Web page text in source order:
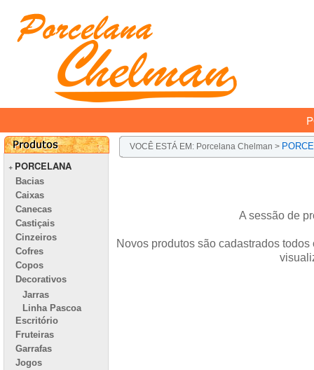
+ PORCELANA
Bacias
Caixas
Canecas
Castiçais
Cinzeiros
Cofres
Copos
Decorativos
Jarras
Linha Pascoa
Escritório
Fruteiras
Garrafas
Jogos
VOCÊ ESTÁ EM: Porcelana Chelman >
A sessão de
Novos produtos são cadastrados